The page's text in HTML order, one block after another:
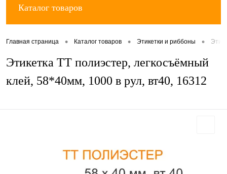
Каталог товаров
Главная страница • Каталог товаров • Этикетки и риббоны •
Этикетка ТТ полиэстер, легкосъёмный
клей, 58*40мм, 1000 в рул, вт40, 16312